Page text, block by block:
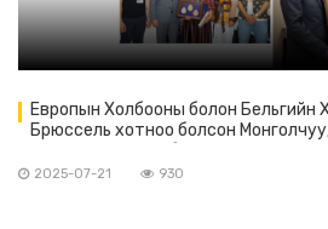
Европын Холбооны болон Бельгийн
Брюссель хотноо болсон
2025-07-21 930